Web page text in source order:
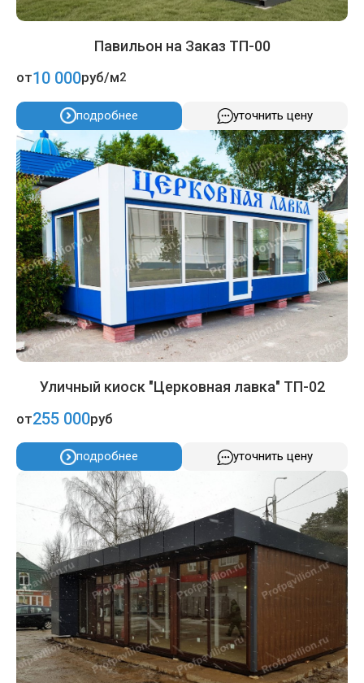
Павильон на Заказ ТП-00
от10 000руб/м2
подробнее уточнить цену
Уличный киоск "Церковная лавка" ТП-02
от255 000руб
подробнее уточнить цену